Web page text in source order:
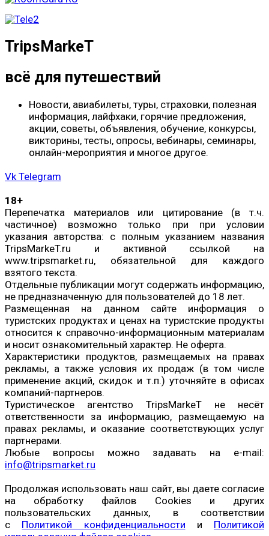
TripsMarkeT
всё для путешествий
Новости, авиабилеты, туры, страховки, полезная
информация, лайфхаки, горячие предложения,
акции, советы, объявления, обучение, конкурсы,
викторины, тесты, опросы, вебинары, семинары,
онлайн-мероприятия и многое другое.
Vk Telegram
18+
Перепечатка материалов или цитирование (в т.ч.
частичное) возможно только при при условии
указания авторства: с полным указанием названия
TripsMarkeT.ru и активной ссылкой на
www.tripsmarket.ru, обязательной для каждого
взятого текста.
Отдельные публикации могут содержать информацию,
не предназначенную для пользователей до 18 лет.
Размещенная на данном сайте информация о
туристских продуктах и ценах на туристские продукты
относится к справочно-информационным материалам
и носит ознакомительный характер. Не оферта.
Характеристики продуктов, размещаемых на правах
рекламы, а также условия их продаж (в том числе
применение акций, скидок и т.п.) уточняйте в офисах
компаний-партнеров.
Туристическое агентство TripsMarkeT не несёт
ответственности за информацию, размещаемую на
правах рекламы, и оказание соответствующих услуг
партнерами.
Любые вопросы можно задавать на e-mail:
info@tripsmarket.ru
Продолжая использовать наш сайт, вы даете согласие
на обработку файлов Cookies и других
пользовательских данных, в соответствии
с Политикой конфиденциальности и Политикой